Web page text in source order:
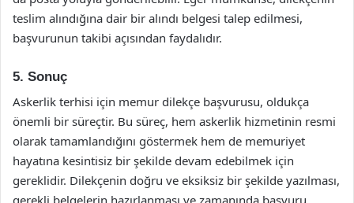
teslim alındığına dair bir alındı belgesi talep edilmesi,
başvurunun takibi açısından faydalıdır.
5. Sonuç
Askerlik terhisi için memur dilekçe başvurusu, oldukça
önemli bir süreçtir. Bu süreç, hem askerlik hizmetinin resmi
olarak tamamlandığını göstermek hem de memuriyet
hayatına kesintisiz bir şekilde devam edebilmek için
gereklidir. Dilekçenin doğru ve eksiksiz bir şekilde yazılması,
gerekli belgelerin hazırlanması ve zamanında başvuru